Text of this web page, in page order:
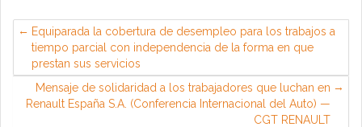
Equiparada la cobertura de desempleo para los trabajos a
tiempo parcial con independencia de la forma en que
prestan sus servicios
Mensaje de solidaridad a los trabajadores que luchan en
Renault España S.A. (Conferencia Internacional del Auto) —
CGT RENAULT